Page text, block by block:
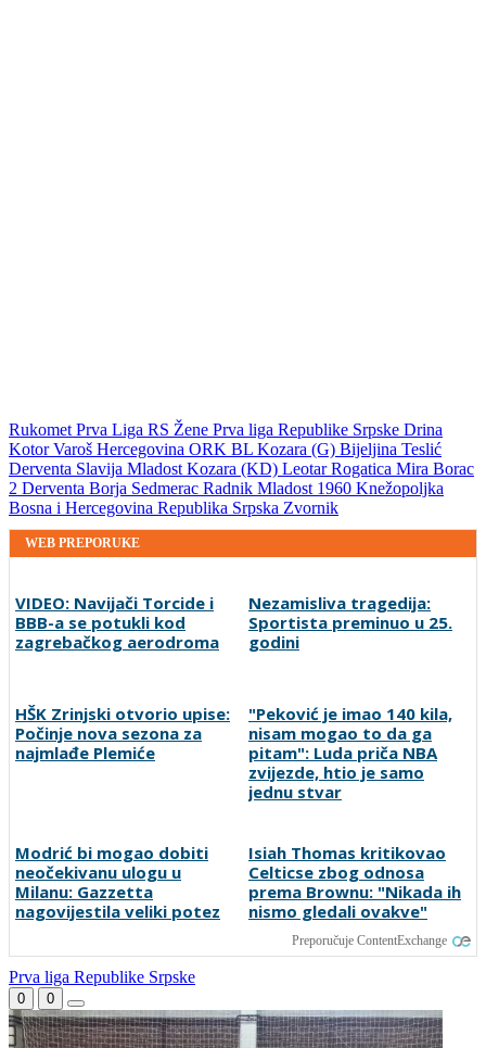
Rukomet Prva Liga RS Žene Prva liga Republike Srpske Drina
Kotor Varoš Hercegovina ORK BL Kozara (G) Bijeljina Teslić
Derventa Slavija Mladost Kozara (KD) LeotarRogatica Mira Borac
2 Derventa Borja Sedmerac Radnik Mladost 1960 Knežopoljka
Bosna i Hercegovina Republika Srpska Zvornik
WEB PREPORUKE
VIDEO: Navijači Torcide i
BBB-a se potukli kod
zagrebačkog aerodroma
Nezamisliva tragedija:
Sportista preminuo u 25.
godini
HŠK Zrinjski otvorio upise:
najmlađe Plemiće
"Peković je imao 140 kila,
nisam mogao to da ga
pitam": Luda priča NBA